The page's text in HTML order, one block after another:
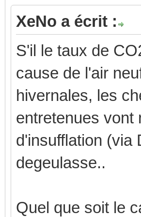
XeNo a écrit :
S'il le taux de
cause de l'air
hivernales, les
entretenues vont
d'insufflation (via
degeulasse..
Quel que soit le